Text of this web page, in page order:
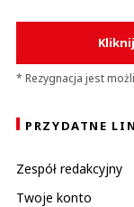
* Rezygnacja jest
PRZYDATNE
Zespół redakcyjny
Twoje konto